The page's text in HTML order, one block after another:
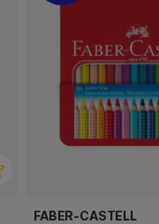
FABER-CASTELL